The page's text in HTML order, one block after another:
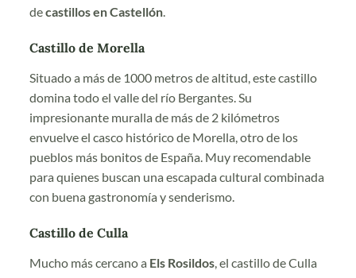
decastillos en Castellón.
Castillo de Morella
Situado a más de 1000 metros de altitud, este castillo
domina todo el valle del río Bergantes. Su
impresionante muralla de más de 2 kilómetros
envuelve el casco histórico de Morella, otro de los
pueblos más bonitos de España. Muy recomendable
para quienes buscan una escapada cultural combinada
con buena gastronomía y senderismo.
Castillo de Culla
Mucho más cercano a Els Rosildos, el castillo de Culla